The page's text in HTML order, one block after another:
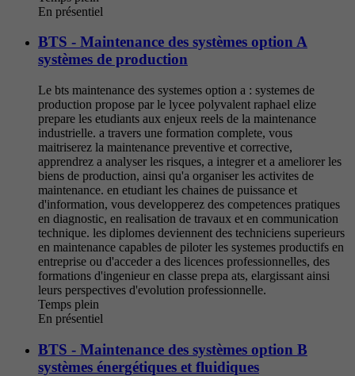
En présentiel
BTS - Maintenance des systèmes option A
systèmes de production
Le bts maintenance des systemes option a : systemes de
production propose par le lycee polyvalent raphael elize
prepare les etudiants aux enjeux reels de la maintenance
industrielle. a travers une formation complete, vous
maitriserez la maintenance preventive et corrective,
apprendrez a analyser les risques, a integrer et a ameliorer les
biens de production, ainsi qu'a organiser les activites de
maintenance. en etudiant les chaines de puissance et
d'information, vous developperez des competences pratiques
en diagnostic, en realisation de travaux et en communication
technique. les diplomes deviennent des techniciens superieurs
en maintenance capables de piloter les systemes productifs en
entreprise ou d'acceder a des licences professionnelles, des
formations d'ingenieur en classe prepa ats, elargissant ainsi
leurs perspectives d'evolution professionnelle.
Temps plein
En présentiel
BTS - Maintenance des systèmes option B
systèmes énergétiques et fluidiques